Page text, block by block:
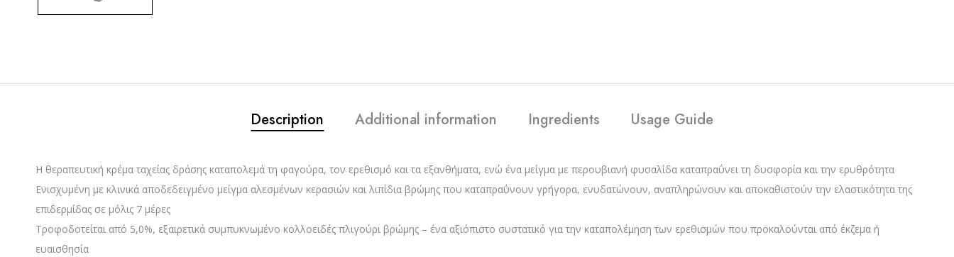
Description Additional information Ingredients Usage Guide
Η θεραπευτική κρέμα ταχείας δράσης καταπολεμά τη φαγούρα, τον ερεθισμό και τα εξανθήματα, ενώ ένα μείγμα με περουβιανή φυσαλίδα καταπραΰνει τη δυσφορία και την ερυθρότητα
Ενισχυμένη με κλινικά αποδεδειγμένο μείγμα αλεσμένων κερασιών και λιπίδια βρώμης που καταπραΰνουν γρήγορα, ενυδατώνουν, αναπληρώνουν και αποκαθιστούν την ελαστικότητα της
επιδερμίδας σε μόλις 7 μέρες
Τροφοδοτείται από 5,0%, εξαιρετικά συμπυκνωμένο κολλοειδές πλιγούρι βρώμης – ένα αξιόπιστο συστατικό για την καταπολέμηση των ερεθισμών που προκαλούνται από έκζεμα ή
ευαισθησία